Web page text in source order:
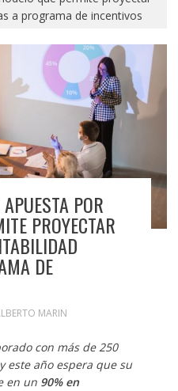
a programa de incentivos
POR
PROYECTAR
DE
MARIN
con más de 250
este año espera que su
en un 90% en